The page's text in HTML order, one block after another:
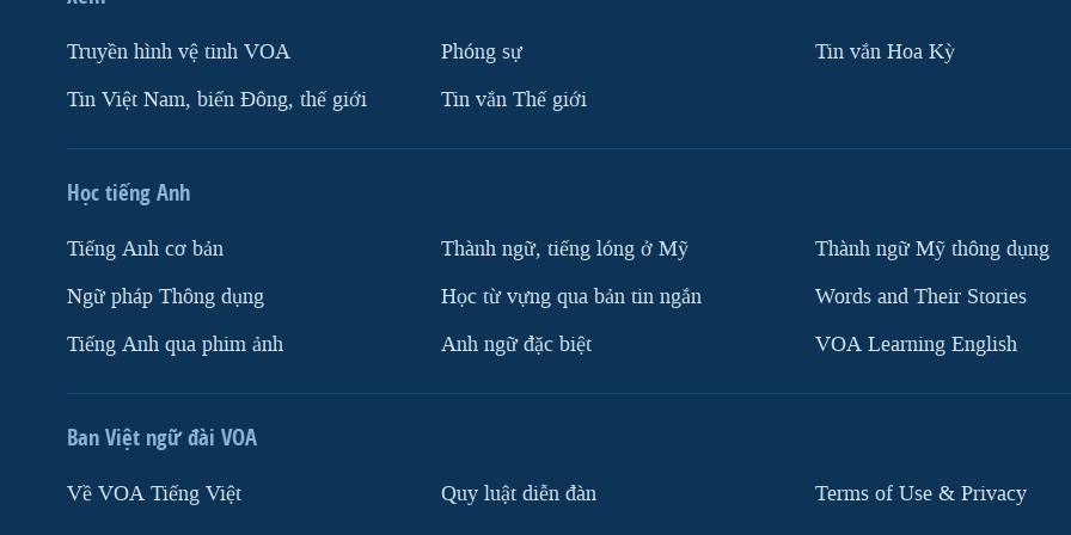
Truyền hình vệ tinh VOA
Tin Việt Nam, biển Đông, thế giới
Phóng sự
Tin vắn Thế giới
Tin vắn Hoa Kỳ
Học tiếng Anh
Tiếng Anh cơ bản
Ngữ pháp Thông dụng
Tiếng Anh qua phim ảnh
Thành ngữ, tiếng lóng ở Mỹ
Học từ vựng qua bản tin ngắn
Anh ngữ đặc biệt
Thành ngữ Mỹ thông dụng
Words and Their Stories
VOA Learning English
Ban Việt ngữ đài VOA
Về VOA Tiếng Việt Quy luật diễn đàn Terms of Use & Privacy